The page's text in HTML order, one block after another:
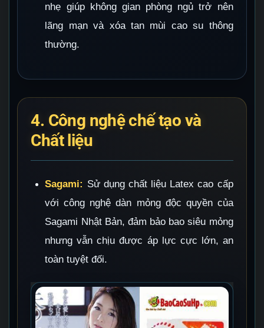
nhẹ giúp không gian phòng ngủ trở nên
lãng mạn và xóa tan mùi cao su thông
thường.
4. Công nghệ chế tạo và
Chất liệu
Sagami: Sử dụng chất liệu Latex cao cấp
với công nghệ dàn mỏng độc quyền của
Sagami Nhật Bản, đảm bảo bao siêu mỏng
nhưng vẫn chịu được áp lực cực lớn, an
toàn tuyệt đối.